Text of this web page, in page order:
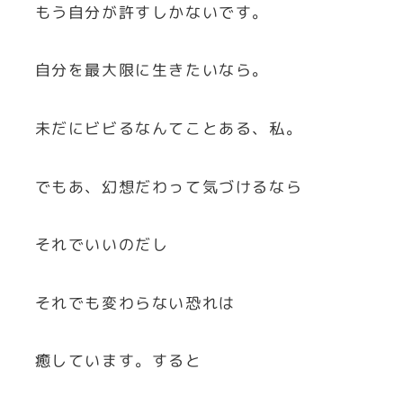
もう自分が許すしかないです。
自分を最大限に生きたいなら。
未だにビビるなんてことある、私。
でもあ、幻想だわって気づけるなら
それでいいのだし
それでも変わらない恐れは
癒しています。すると